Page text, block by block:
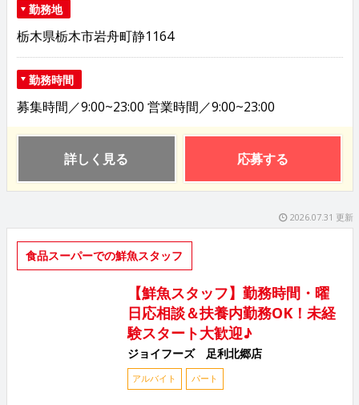
勤務地
栃木県栃木市岩舟町静1164
勤務時間
募集時間／9:00~23:00 営業時間／9:00~23:00
詳しく見る 応募する
2026.07.31 更新
食品スーパーでの鮮魚スタッフ
【鮮魚スタッフ】勤務時間・曜
日応相談＆扶養内勤務OK！未経
験スタート大歓迎♪
ジョイフーズ 足利北郷店
アルバイト パート